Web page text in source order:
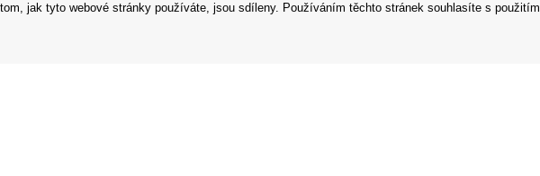
jak tyto webové stránky používáte, jsou sdíleny. Používáním těchto stránek souhlasíte s použitím